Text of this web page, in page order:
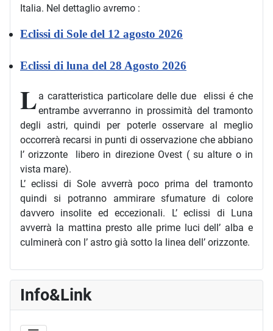
Italia. Nel dettaglio avremo :
Eclissi di Sole del 12 agosto 2026
Eclissi di luna del 28 Agosto 2026
L a caratteristica particolare delle due elissi é che
entrambe avverranno in prossimità del tramonto
degli astri, quindi per poterle osservare al meglio
occorrerà recarsi in punti di osservazione che abbiano
l’ orizzonte libero in direzione Ovest ( su alture o in
vista mare).
L’ eclissi di Sole avverrà poco prima del tramonto
quindi si potranno ammirare sfumature di colore
davvero insolite ed eccezionali. L’ eclissi di Luna
avverrà la mattina presto alle prime luci dell’ alba e
culminerà con l’ astro già sotto la linea dell’ orizzonte.
Info&Link